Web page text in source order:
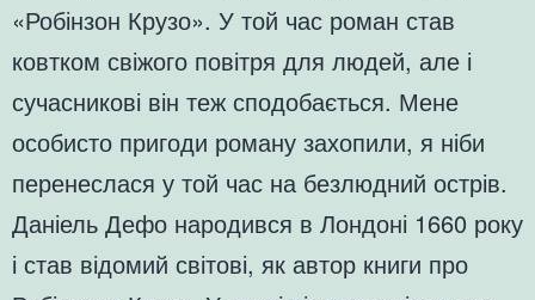
«Робінзон Крузо». У той час роман став
ковтком свіжого повітря для людей, але і
сучасникові він теж сподобається. Мене
особисто пригоди роману захопили, я ніби
перенеслася у той час на безлюдний острів.
Даніель Дефо народився в Лондоні 1660 року
і став відомий світові, як автор книги про